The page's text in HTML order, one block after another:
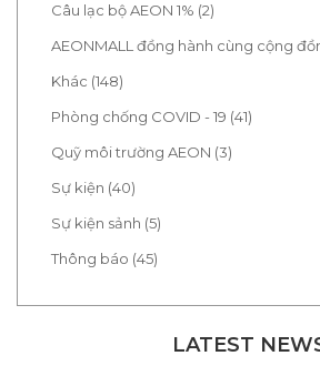
Câu lạc bộ AEON 1% (2)
AEONMALL đồng hành cùng cộng
Khác (148)
Phòng chống COVID - 19 (41)
Quỹ môi trường AEON (3)
Sự kiện (40)
Sự kiện sảnh (5)
Thông báo (45)
LATEST